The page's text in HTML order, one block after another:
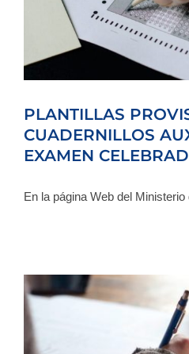
PLANTILLAS
CUADERNILLOS
EXAMEN
En la página Web del